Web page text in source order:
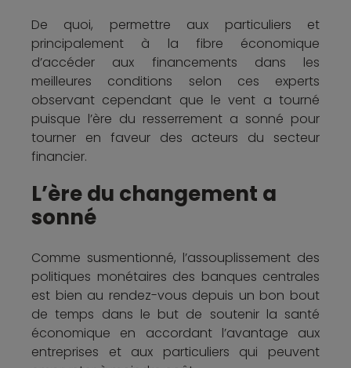
De quoi, permettre aux particuliers et
principalement à la fibre économique
d’accéder aux financements dans les
meilleures conditions selon ces experts
observant cependant que le vent a tourné
puisque l’ère du resserrement a sonné pour
tourner en faveur des acteurs du secteur
financier.
L’ère du changement a
sonné
Comme susmentionné, l’assouplissement des
politiques monétaires des banques centrales
est bien au rendez-vous depuis un bon bout
de temps dans le but de soutenir la santé
économique en accordant l’avantage aux
entreprises et aux particuliers qui peuvent